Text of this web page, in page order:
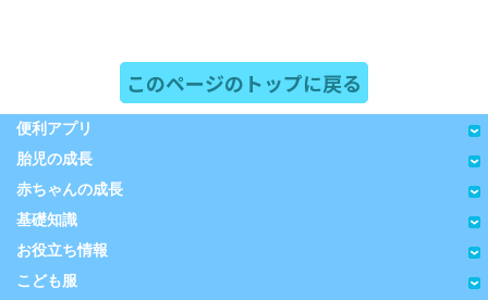
このページのトップに戻る
便利アプリ
胎児の成長
赤ちゃんの成長
基礎知識
お役立ち情報
こども服